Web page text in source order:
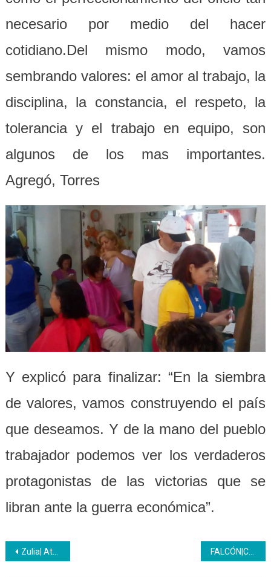
necesario por medio del hacer
cotidiano.Del mismo modo, vamos
sembrando valores: el amor al trabajo, la
disciplina, la constancia, el respeto, la
tolerancia y el trabajo en equipo, son
algunos de los mas importantes.
Agregó, Torres
Y explicó para finalizar: “En la siembra
de valores, vamos construyendo el país
que deseamos. Y de la mano del pueblo
trabajador podemos ver los verdaderos
protagonistas de las victorias que se
libran ante la guerra económica”.
Navegación
Zulia| Atendidos 120 aspirantes al PNA en el Zulia FALCÓN|CFS “José Leonardo Chirino” impulsa el motor textil